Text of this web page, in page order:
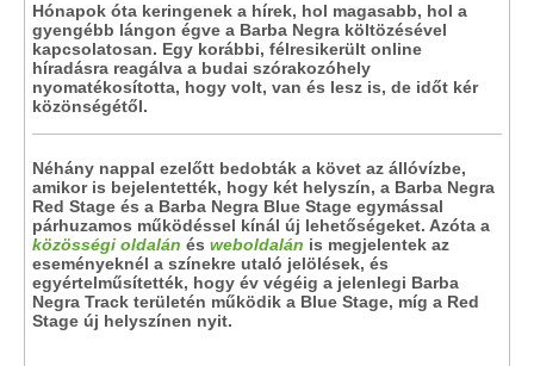
Hónapok óta keringenek a hírek, hol magasabb, hol a
gyengébb lángon égve a Barba Negra költözésével
kapcsolatosan. Egy korábbi, félresikerült online
híradásra reagálva a budai szórakozóhely
nyomatékosította, hogy volt, van és lesz is, de időt kér
közönségétől.
Néhány nappal ezelőtt bedobták a követ az állóvízbe,
amikor is bejelentették, hogy két helyszín, a Barba Negra
Red Stage és a Barba Negra Blue Stage egymással
párhuzamos működéssel kínál új lehetőségeket. Azóta a
közösségi oldalán és weboldalán is megjelentek az
eseményeknél a színekre utaló jelölések, és
egyértelműsítették, hogy év végéig a jelenlegi Barba
Negra Track területén működik a Blue Stage, míg a Red
Stage új helyszínen nyit.